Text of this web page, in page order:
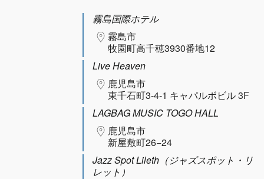
霧島国際ホテル
霧島市
牧園町高千穂3930番地12
Live Heaven
鹿児島市
東千石町3-4-1 キャパルボビル 3F
LAGBAG MUSIC TOGO HALL
鹿児島市
新屋敷町26−24
Jazz Spot Lileth（ジャズスポット・リ
レット）